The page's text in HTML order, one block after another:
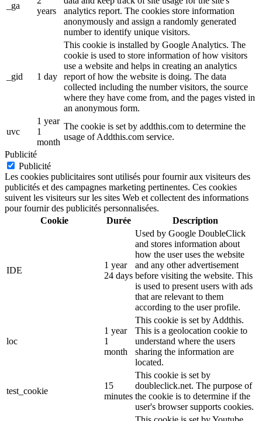
_ga
years
analytics report. The cookies store information
anonymously and assign a randomly generated
number to identify unique visitors.
_gid 1 day
This cookie is installed by Google Analytics. The
cookie is used to store information of how visitors
use a website and helps in creating an analytics
report of how the website is doing. The data
collected including the number visitors, the source
where they have come from, and the pages visted in
an anonymous form.
uvc
1 year
1
month
The cookie is set by addthis.com to determine the
usage of Addthis.com service.
Publicité
Publicité
Les cookies publicitaires sont utilisés pour fournir aux visiteurs des
publicités et des campagnes marketing pertinentes. Ces cookies
suivent les visiteurs sur les sites Web et collectent des informations
pour fournir des publicités personnalisées.
Cookie
Durée Description
IDE
1 year
24 days
Used by Google DoubleClick
and stores information about
how the user uses the website
and any other advertisement
before visiting the website. This
is used to present users with ads
that are relevant to them
according to the user profile.
loc
1 year
1
month
This cookie is set by Addthis.
This is a geolocation cookie to
understand where the users
sharing the information are
located.
test_cookie
15
minutes
This cookie is set by
doubleclick.net. The purpose of
the cookie is to determine if the
user's browser supports cookies.